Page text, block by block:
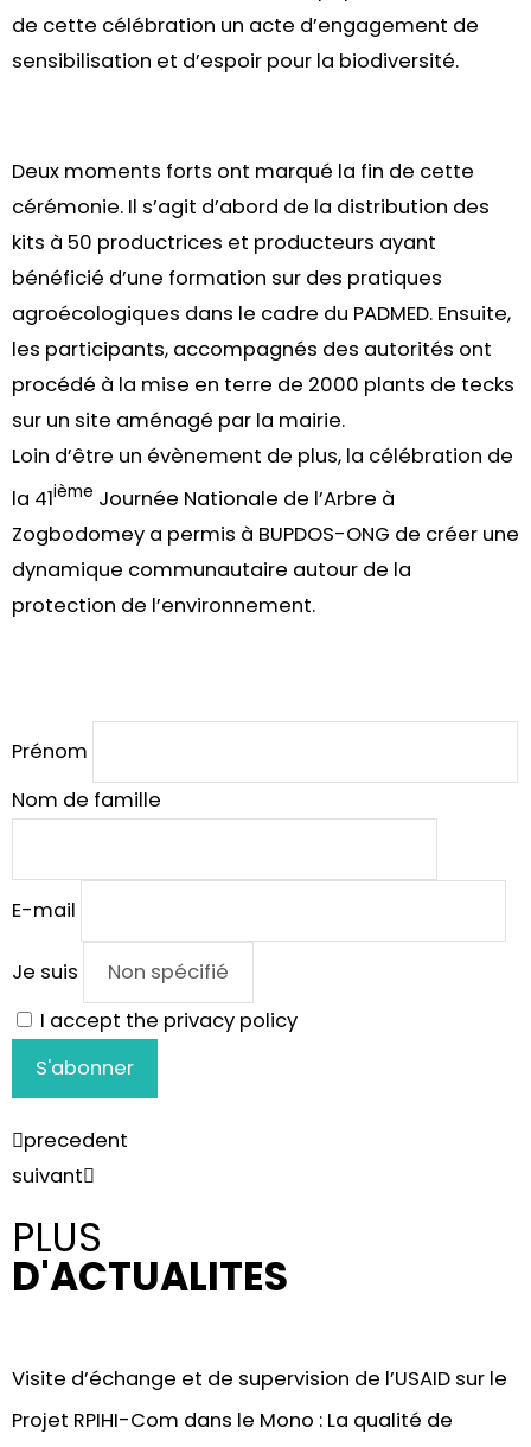
de cette célébration un acte d’engagement de
sensibilisation et d’espoir pour la biodiversité.
Deux moments forts ont marqué la fin de cette
cérémonie. Il s’agit d’abord de la distribution des
kits à 50 productrices et producteurs ayant
bénéficié d’une formation sur des pratiques
agroécologiques dans le cadre du PADMED. Ensuite,
les participants, accompagnés des autorités ont
procédé à la mise en terre de 2000 plants de tecks
sur un site aménagé par la mairie.
Loin d’être un évènement de plus, la célébration de
la 41ième Journée Nationale de l’Arbre à
Zogbodomey a permis à BUPDOS-ONG de créer une
dynamique communautaire autour de la
protection de l’environnement.
Prénom
Nom de famille
E-mail
Je suis
I accept the privacy policy
precedent
suivant
PLUS
D'ACTUALITES
Visite d’échange et de supervision de l’USAID sur le
Projet RPIHI-Com dans le Mono : La qualité de